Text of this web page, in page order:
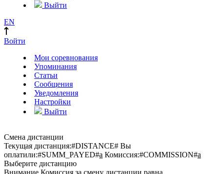
Выйти
EN
Войти
Мои соревнования
Упоминания
Статьи
Сообщения
Уведомления
Настройки
Выйти
Смена дистанции
Текущая дистанция:#DISTANCE# Вы
оплатили:#SUMM_PAYED#a Комиссия:#COMMISSION#a
Выберите дистанцию
Внимание Комиссия за смену дистанции равна